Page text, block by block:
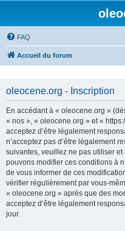
FAQ
Accueil du forum
oleocene.org - Inscription
En accédant à « oleocene.org »
« nos », « oleocene.org » et «
acceptez d’être légalement
n’acceptez pas d’être légalement
suivantes, veuillez ne pas utiliser
pouvons modifier ces conditions à
de vous informer de ces
vérifier régulièrement par vous-
« oleocene.org » après que des
acceptez d’être légalement
jour.